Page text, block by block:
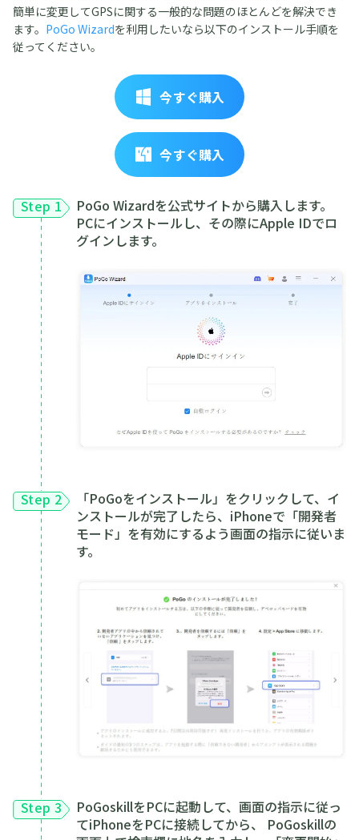
簡単に変更してGPSに関する一般的な問題のほとんどを解決でき
ます。 PoGo Wizardを利用したいなら以下のインストール手順を
従ってください。
今すぐ購入
今すぐ購入
Step 1
PoGo Wizardを公式サイトから購入します。
PCにインストールし、その際にApple IDでロ
グインします。
Step 2
「PoGoをインストール」をクリックして、イ
ンストールが完了したら、iPhoneで「開発者
モード」を有効にするよう画面の指示に従いま
す。
Step 3
PoGoskillをPCに起動して、画面の指示に従っ
てiPhoneをPCに接続してから、 PoGoskillの